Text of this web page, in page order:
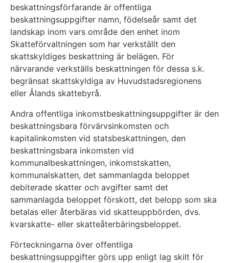
beskattningsförfarande är offentliga
beskattningsuppgifter namn, födelseår samt det
landskap inom vars område den enhet inom
Skatteförvaltningen som har verkställt den
skattskyldiges beskattning är belägen. För
närvarande verkställs beskattningen för dessa s.k.
begränsat skattskyldiga av Huvudstadsregionens
eller Ålands skattebyrå.
Andra offentliga inkomstbeskattningsuppgifter är den
beskattningsbara förvärvsinkomsten och
kapitalinkomsten vid statsbeskattningen, den
beskattningsbara inkomsten vid
kommunalbeskattningen, inkomstskatten,
kommunalskatten, det sammanlagda beloppet
debiterade skatter och avgifter samt det
sammanlagda beloppet förskott, det belopp som ska
betalas eller återbäras vid skatteuppbörden, dvs.
kvarskatte- eller skatteåterbäringsbeloppet.
Förteckningarna över offentliga
beskattningsuppgifter görs upp enligt lag skilt för